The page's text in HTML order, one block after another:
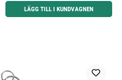
knapparna för att öka eller minska kvantiteten.
LÄGG TILL I KUNDVAGNEN